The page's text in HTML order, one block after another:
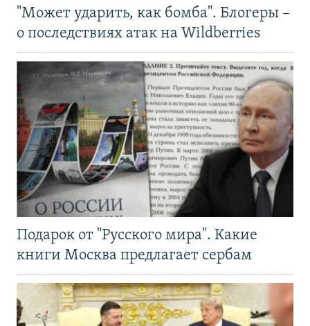
"Может ударить, как бомба". Блогеры –
о последствиях атак на Wildberries
Подарок от "Русского мира". Какие
книги Москва предлагает сербам